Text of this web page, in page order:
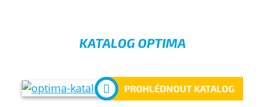
KATALOG OPTIMA
PROHLÉDNOUT KATALOG